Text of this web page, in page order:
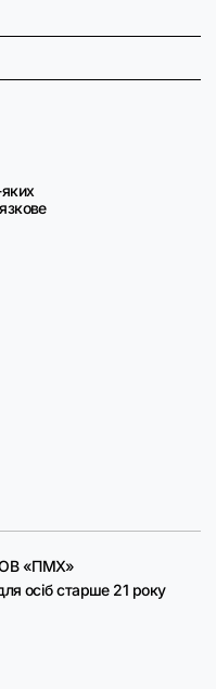
«ПМХ»
осіб старше 21 року